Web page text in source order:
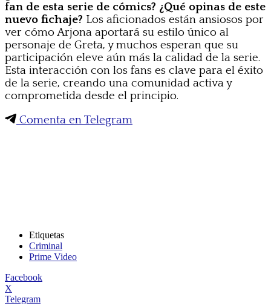
fan de esta serie de cómics? ¿Qué opinas de este
nuevo fichaje? Los aficionados están ansiosos por
ver cómo Arjona aportará su estilo único al
personaje de Greta, y muchos esperan que su
participación eleve aún más la calidad de la serie.
Esta interacción con los fans es clave para el éxito
de la serie, creando una comunidad activa y
comprometida desde el principio.
Comenta en Telegram
Etiquetas
Criminal
Prime Video
Facebook
X
Telegram